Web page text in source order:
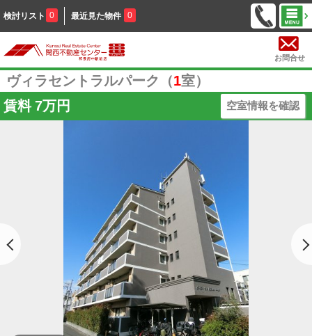
検討リスト 0 最近見た物件 0
お問合せ
ヴィラセントラルパーク（1室）
賃料 7万円 空室情報を確認